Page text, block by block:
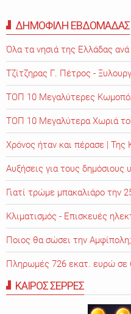
ΔΗΜΟΦΙΛΗ ΕΒΔΟΜΑΔΑΣ
Όλα τα νησιά της Ελλάδας ανά
Τζίτζηρας Γ. Πέτρος -
ΤΟΠ 10 Μεγαλύτερες
ΤΟΠ 10 Μεγαλύτερα Χωριά
Χρόνος ήταν και πέρασε | Της
Αυξήσεις για τους δημόσιους
Γιατί τρώμε μπακαλιάρο την
Κλιματισμός - Επισκευές
Ποιος θα σώσει την Αμφίπολη;
Πληρωμές 726 εκατ. ευρώ σε
ΚΑΙΡΟΣ ΣΕΡΡΕΣ